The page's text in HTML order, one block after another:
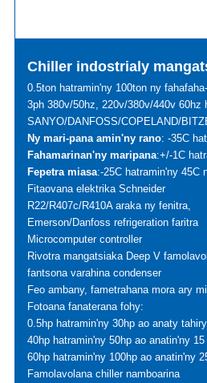
Chiller indostrialy
0.5ton hatramin'ny 100ton ny
3ph 380v/50hz, 220v/380v/440v 60hz
SANYO/DANFOSS/COPELAND/
Ny mari-pana amin'ny rano: -35C
Fahamarinan'ny maripana:+/-1C
Fepetra miasa:-25C hatramin'ny 45C
Fitaovana elektrika Schneider
R22/R407c/R410A araka ny fenitra,
Emerson/Danfoss refrigeration faritra
Microcomputer controller
Rivotra mangatsiaka Deep V
fantsona varahina condenser
Feo ambany, fametrahana mora ary
Fotoana fanaterana fohy:
0.5hp hatramin'ny 30hp ao anaty tahiry
40hp hatramin'ny 50hp ao anatin'ny 15
60hp hatramin'ny 100hp ao anatin'ny
Famolavolana chiller namboarina